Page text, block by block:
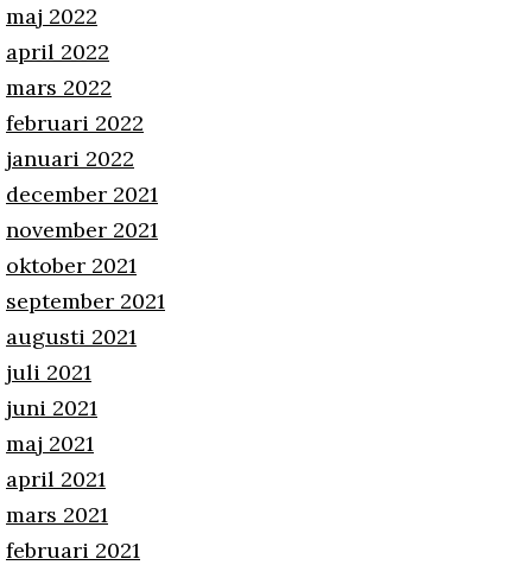
maj 2022
april 2022
mars 2022
februari 2022
januari 2022
december 2021
november 2021
oktober 2021
september 2021
augusti 2021
juli 2021
juni 2021
maj 2021
april 2021
mars 2021
februari 2021